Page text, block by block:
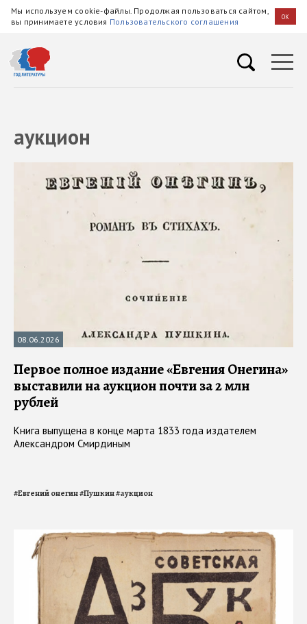
Мы используем cookie-файлы. Продолжая пользоваться сайтом,
вы принимаете условия Пользовательского соглашения OK
аукцион
08.06.2026
Первое полное издание «Евгения Онегина»
выставили на аукцион почти за 2 млн
рублей
Книга выпущена в конце марта 1833 года издателем
Александром Смирдиным
#Евгений онегин#Пушкин#аукцион